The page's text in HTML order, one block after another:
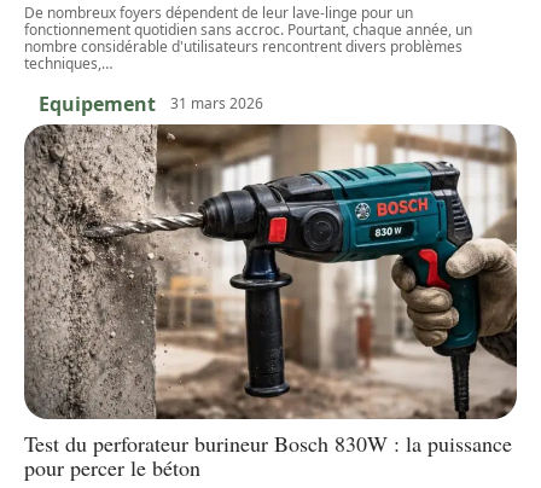
De nombreux foyers dépendent de leur lave-linge pour un
fonctionnement quotidien sans accroc. Pourtant, chaque année, un
nombre considérable d'utilisateurs rencontrent divers problèmes
techniques,…
Equipement 31 mars 2026
Test du perforateur burineur Bosch 830W : la puissance
pour percer le béton